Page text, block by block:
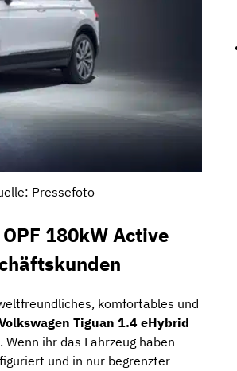
Pressefoto
180kW Active
komfortables und
Tiguan 1.4 eHybrid
. Wenn ihr das Fahrzeug haben
und in nur begrenzter